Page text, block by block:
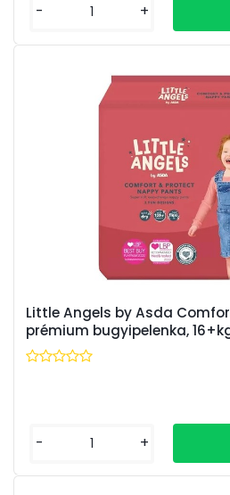
- +
Little Angels by Asda
prémium bugyipelenka,
- +